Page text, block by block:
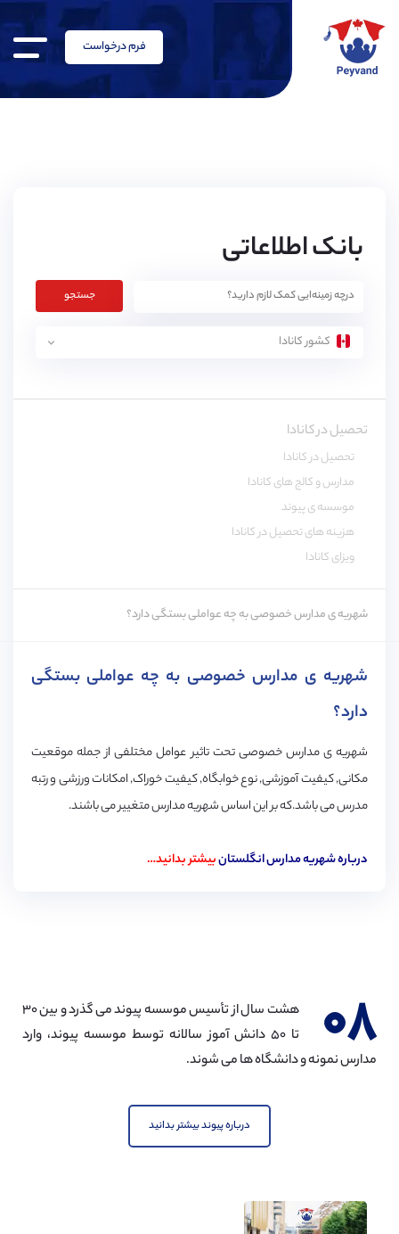
فرم درخواست
بانک اطلاعاتی
جستجو
کشور کانادا
تحصیل در کانادا
تحصیل در کانادا
مدارس و کالج های کانادا
موسسه ی پیوند
هزینه های تحصیل در کانادا
ویزای کانادا
شهریه ی مدارس خصوصی به چه عواملی بستگی دارد؟
شهریه ی مدارس خصوصی به چه عواملی بستگی
دارد؟
شهریه ی مدارس خصوصی تحت تاثیر عوامل مختلفی از جمله موقعیت
مکانی, کیفیت آموزشی, نوع خوابگاه, کیفیت خوراک, امکانات ورزشی و رتبه
مدرس می باشد.که بر این اساس شهریه مدارس متغییر می باشند.
درباره شهریه مدارس انگلستانبیشتر بدانید…
۰۸
هشت سال از تأسیس موسسه پیوند می گذرد و بین ۳۰
تا ۵۰ دانش آموز سالانه توسط موسسه پیوند، وارد
مدارس نمونه و دانشگاه ها می شوند.
درباره پیوند بیشتر بدانید